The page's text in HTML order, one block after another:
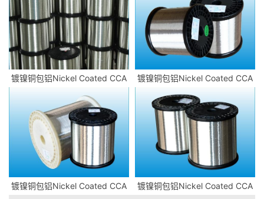
镀镍铜包铝Nickel Coated CCA 镀镍铜包铝Nickel Coated CCA
镀镍铜包铝Nickel Coated CCA 镀镍铜包铝Nickel Coated CCA